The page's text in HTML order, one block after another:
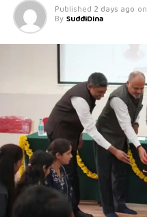
Published 2 days ago on
By SuddiDina